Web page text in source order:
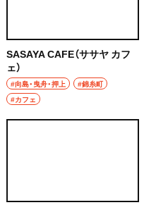
SASAYA CAFE（ササヤ カフ
ェ）
#向島・曳舟・押上
#錦糸町
#カフェ